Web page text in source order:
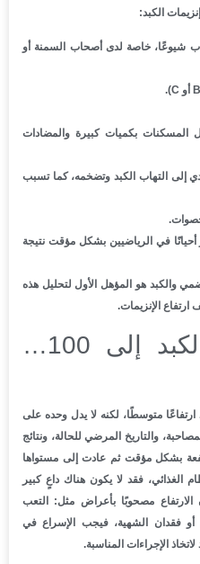
الكبد:
شيوعًا، خاصة لدى أصحاب السمنة أو
المسكنات بكميات كبيرة والمضادات
إلى التهاب الكبد وتضخمه، كما تسبب
حصوات.
في الرياضيين بشكل مؤقت نتيجة
والكبد هو المؤهل الأول لتحليل هذه
الإنزيمات.
ارتفاع إنزيمات الكبد إلى 100…
إلى 100 أو أكثر يُعد ارتفاعًا متوسطًا، لكنه لا يدل وحده على
والتاريخ المرضي للحالة، ونتائج
بشكل مؤقت ثم عادت إلى مستواها
الغذائي، فقد لا يكون هناك داعٍ كبير
الارتفاع مصحوبًا بأعراض مثل: التعب
أو فقدان الشهية، فيجب الإسراع في
الإجراءات المناسبة.